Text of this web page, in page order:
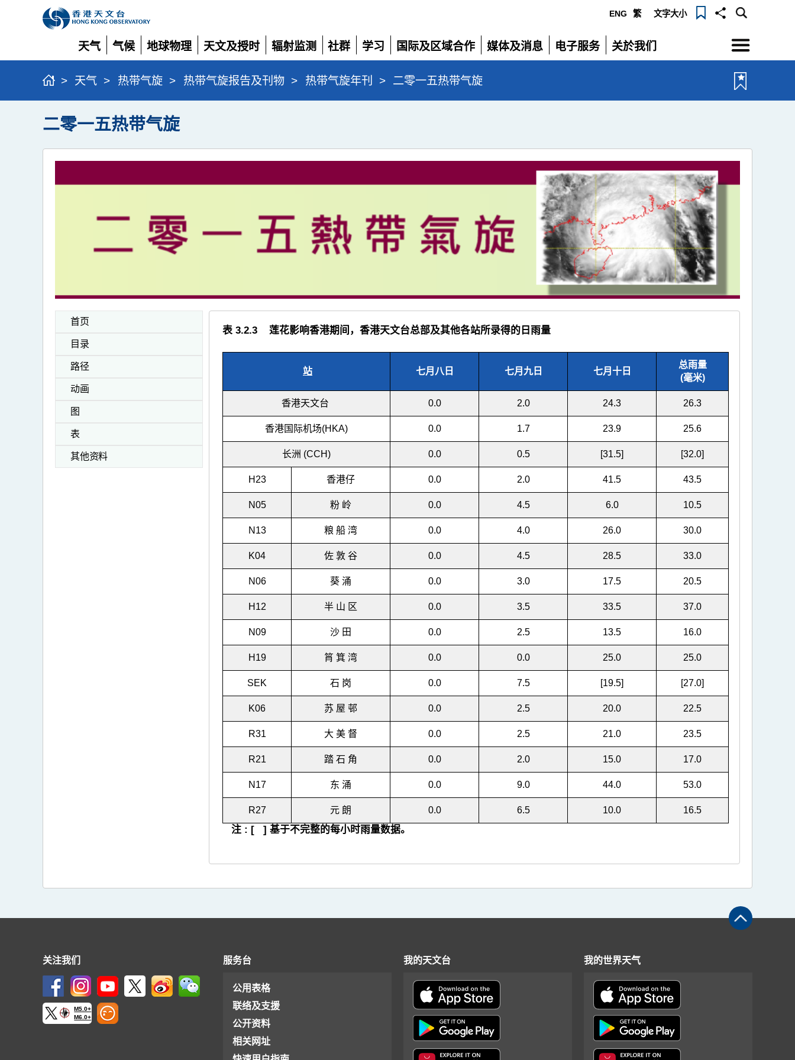
ENG 繁 文字大小
天气
展
开
气候
展
开
地球物理
展
开
天文及授时
展
开
辐射监测
展
开
社群
展
开
学习
展
开
国际及区域合作
展
开
媒体及消息
展
电子服务
展
关於我们
展
选
单
> 天气 > 热带气旋 > 热带气旋报告及刊物 > 热带气旋年刊 > 二零一五热带气旋
二零一五热带气旋
首页
目录
路径
动画
图
表
其他资料
表 3.2.3 莲花影响香港期间，香港天文台总部及其他各站所录得的日雨量
站 七月八日 七月九日 七月十日
总雨量
(毫米)
香港天文台 0.0 2.0 24.3 26.3
香港国际机场(HKA) 0.0 1.7 23.9 25.6
长洲 (CCH) 0.0 0.5 [31.5] [32.0]
H23 香港仔 0.0 2.0 41.5 43.5
N05 粉 岭 0.0 4.5 6.0 10.5
N13 粮 船 湾 0.0 4.0 26.0 30.0
K04 佐 敦 谷 0.0 4.5 28.5 33.0
N06 葵 涌 0.0 3.0 17.5 20.5
H12 半 山 区 0.0 3.5 33.5 37.0
N09 沙 田 0.0 2.5 13.5 16.0
H19 筲 箕 湾 0.0 0.0 25.0 25.0
SEK 石 岗 0.0 7.5 [19.5] [27.0]
K06 苏 屋 邨 0.0 2.5 20.0 22.5
R31 大 美 督 0.0 2.5 21.0 23.5
R21 踏 石 角 0.0 2.0 15.0 17.0
N17 东 涌 0.0 9.0 44.0 53.0
R27 元 朗 0.0 6.5 10.0 16.5
注 : [ ] 基于不完整的每小时雨量数据。
关注我们
M5.0+
M6.0+
服务台
公用表格
联络及支援
公开资料
相关网址
我的天文台 我的世界天气